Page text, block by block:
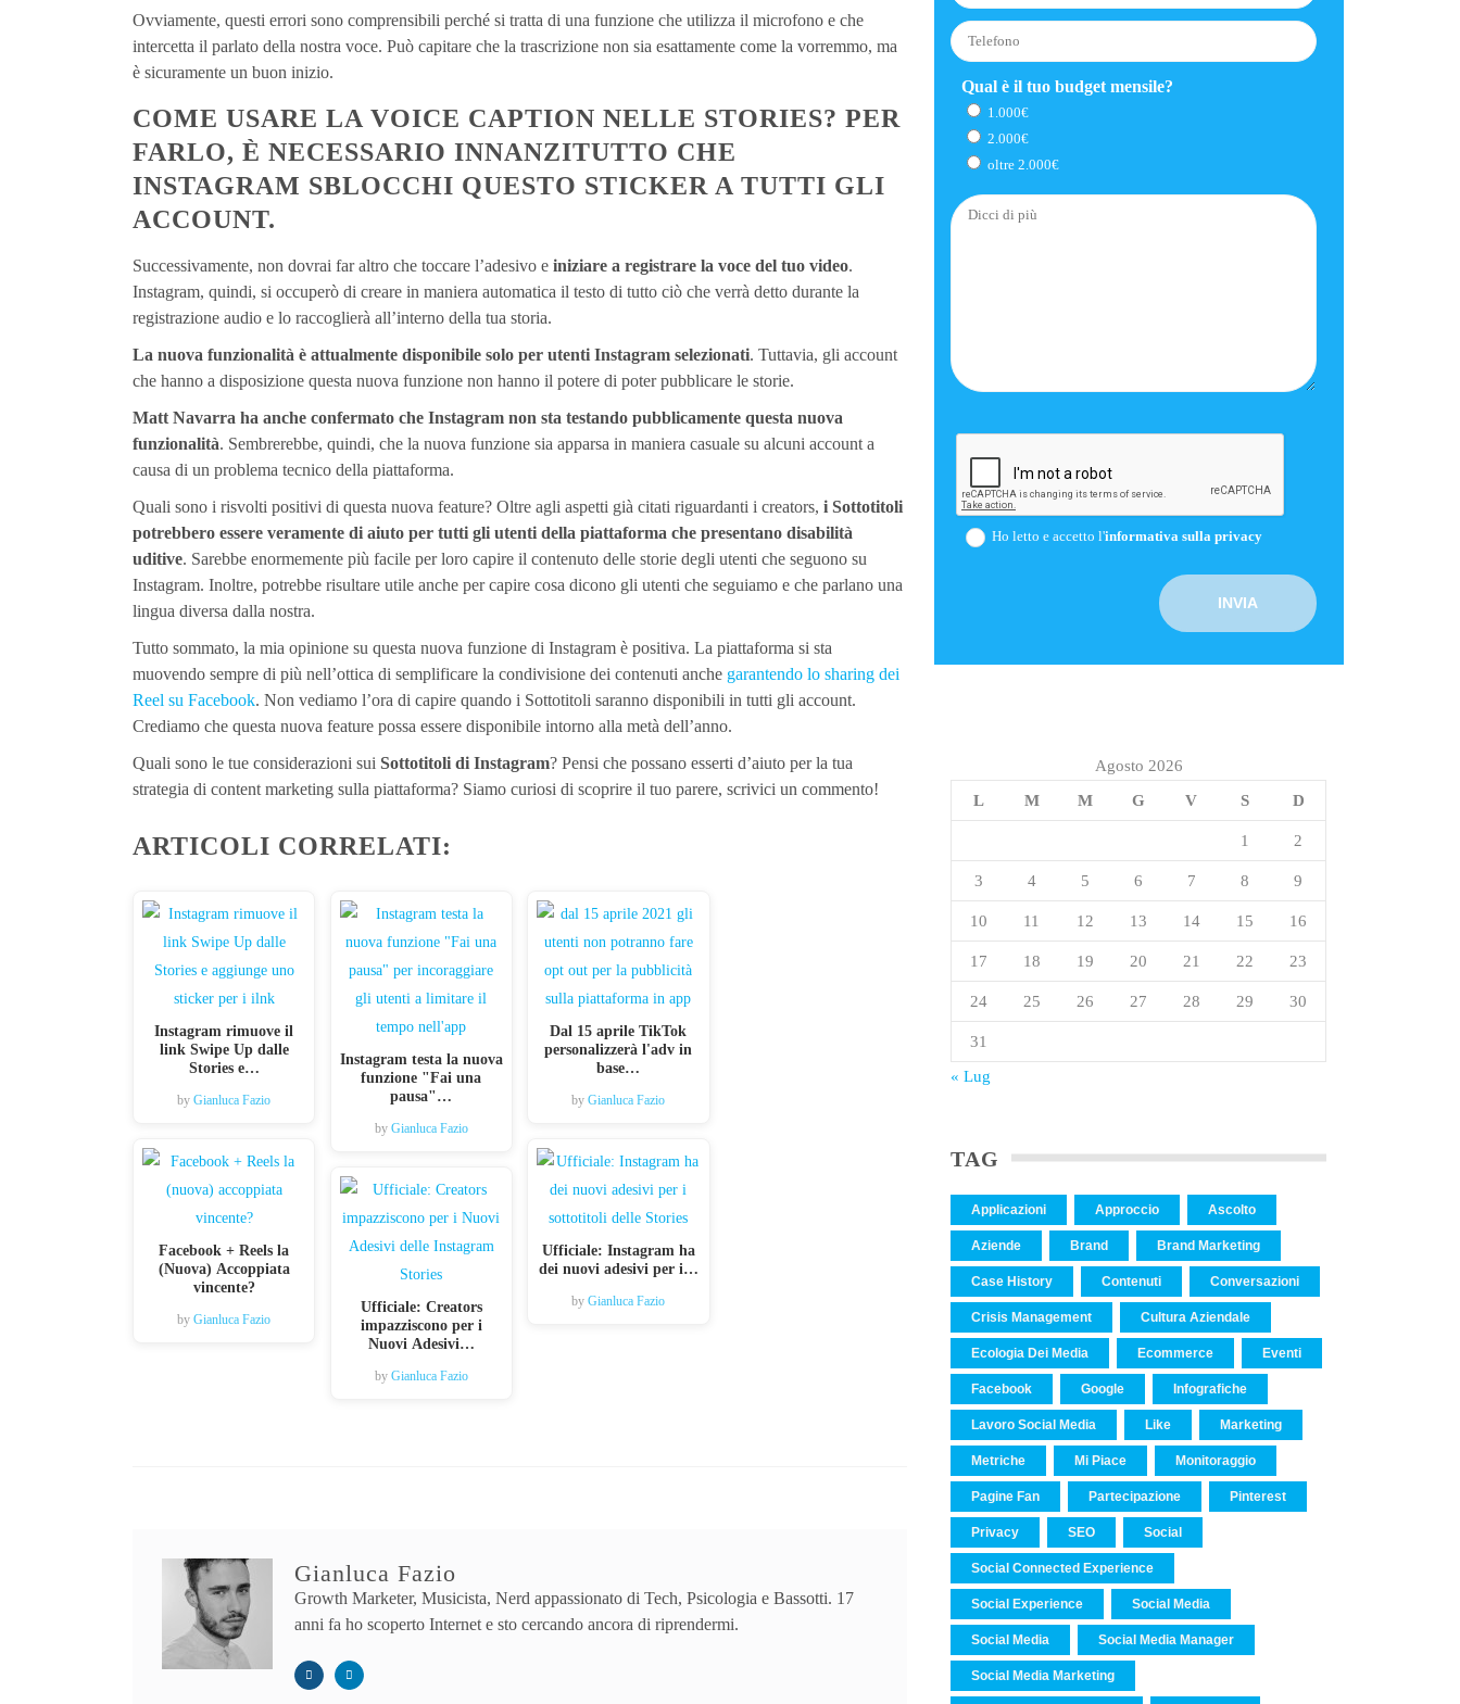
Ovviamente, questi errori sono comprensibili perché si tratta di una funzione che utilizza il microfono e che
intercetta il parlato della nostra voce. Può capitare che la trascrizione non sia esattamente come la vorremmo, ma
è sicuramente un buon inizio.
COME USARE LA VOICE CAPTION NELLE STORIES? PER
FARLO, È NECESSARIO INNANZITUTTO CHE
INSTAGRAM SBLOCCHI QUESTO STICKER A TUTTI GLI
ACCOUNT.
Successivamente, non dovrai far altro che toccare l’adesivo e iniziare a registrare la voce del tuo video.
Instagram, quindi, si occuperò di creare in maniera automatica il testo di tutto ciò che verrà detto durante la
registrazione audio e lo raccoglierà all’interno della tua storia.
La nuova funzionalità è attualmente disponibile solo per utenti Instagram selezionati. Tuttavia, gli account
che hanno a disposizione questa nuova funzione non hanno il potere di poter pubblicare le storie.
Matt Navarra ha anche confermato che Instagram non sta testando pubblicamente questa nuova
funzionalità. Sembrerebbe, quindi, che la nuova funzione sia apparsa in maniera casuale su alcuni account a
causa di un problema tecnico della piattaforma.
Quali sono i risvolti positivi di questa nuova feature? Oltre agli aspetti già citati riguardanti i creators, i Sottotitoli
potrebbero essere veramente di aiuto per tutti gli utenti della piattaforma che presentano disabilità
uditive. Sarebbe enormemente più facile per loro capire il contenuto delle storie degli utenti che seguono su
Instagram. Inoltre, potrebbe risultare utile anche per capire cosa dicono gli utenti che seguiamo e che parlano una
lingua diversa dalla nostra.
Tutto sommato, la mia opinione su questa nuova funzione di Instagram è positiva. La piattaforma si sta
muovendo sempre di più nell’ottica di semplificare la condivisione dei contenuti anche garantendo lo sharing dei
Reel su Facebook. Non vediamo l’ora di capire quando i Sottotitoli saranno disponibili in tutti gli account.
Crediamo che questa nuova feature possa essere disponibile intorno alla metà dell’anno.
Quali sono le tue considerazioni sui Sottotitoli di Instagram? Pensi che possano esserti d’aiuto per la tua
strategia di content marketing sulla piattaforma? Siamo curiosi di scoprire il tuo parere, scrivici un commento!
ARTICOLI CORRELATI:
Instagram rimuove il
link Swipe Up dalle
Stories e…
byGianluca Fazio
Facebook + Reels la
(Nuova) Accoppiata
vincente?
byGianluca Fazio
Instagram testa la nuova
funzione "Fai una
pausa"…
by Gianluca Fazio
Ufficiale: Creators
impazziscono per i
Nuovi Adesivi…
by Gianluca Fazio
Dal 15 aprile TikTok
personalizzerà l'adv in
base…
byGianluca Fazio
Ufficiale: Instagram ha
dei nuovi adesivi per i…
byGianluca Fazio
Gianluca Fazio
Growth Marketer, Musicista, Nerd appassionato di Tech, Psicologia e Bassotti. 17
anni fa ho scoperto Internet e sto cercando ancora di riprendermi.
Qual è il tuo budget mensile?
1.000€
2.000€
oltre 2.000€
Ho letto e accetto l'informativa sulla privacy
Agosto 2026
L
M M G V S D
1 2
3 4 5 6 7 8 9
10 11 12 13 14 15 16
17 18 19 20 21 22 23
24 25 26 27 28 29 30
31
« Lug
TAG
Applicazioni Approccio Ascolto
Aziende Brand Brand Marketing
Case History Contenuti Conversazioni
Crisis Management Cultura Aziendale
Ecologia Dei Media Ecommerce Eventi
Facebook Google Infografiche
Lavoro Social Media Like Marketing
Metriche Mi Piace Monitoraggio
Pagine Fan Partecipazione Pinterest
Privacy SEO Social
Social Connected Experience
Social Experience Social Media
Social Media Social Media Manager
Social Media Marketing